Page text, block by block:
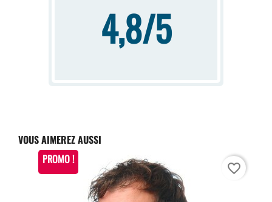
4,8/5
VOUS AIMEREZ AUSSI
PROMO !
favorite_border